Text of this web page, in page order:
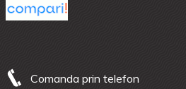
Comanda prin telefon